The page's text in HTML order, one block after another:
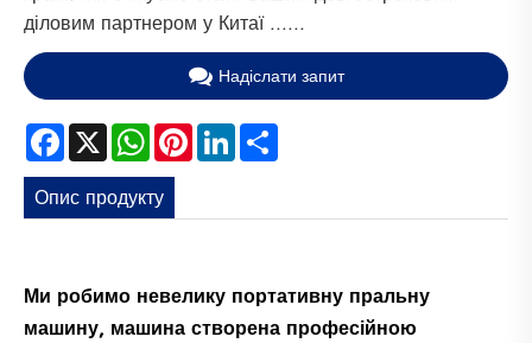
діловим партнером у Китаї ......
Надіслати запит
Facebook
X WhatsApp
PinterestLinkedIn
Опис продукту
Ми робимо невелику портативну пральну
машину, машина створена професійною